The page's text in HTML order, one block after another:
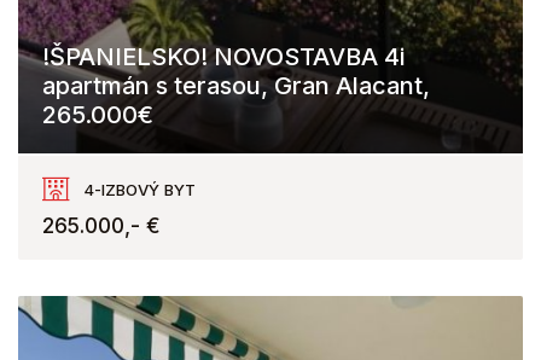
!ŠPANIELSKO! NOVOSTAVBA 4i
apartmán s terasou, Gran Alacant,
265.000€
Gran Alacant
4-IZBOVÝ BYT
265.000,- €